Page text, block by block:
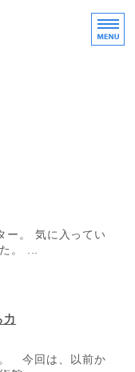
岡山市北区
ー。 気に入ってい
。 ...
力
今回は、以前か